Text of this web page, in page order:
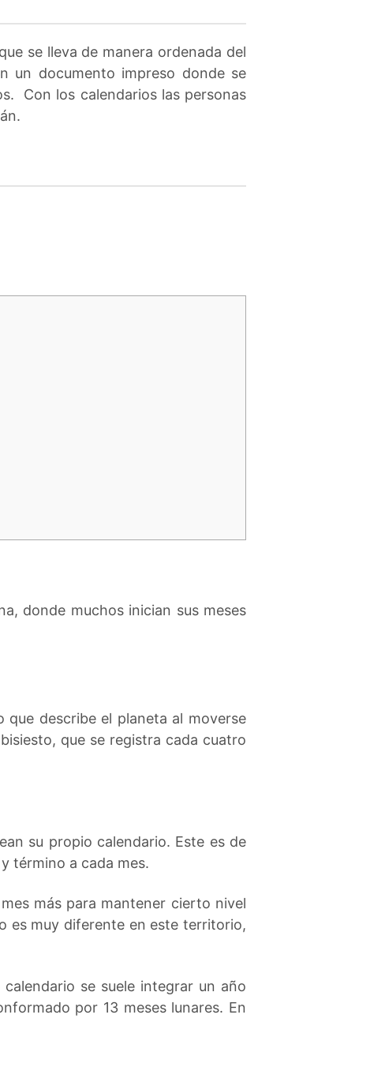
se lleva de manera ordenada del
un documento impreso donde se
Con los calendarios las personas
donde muchos inician sus meses
describe el planeta al moverse
que se registra cada cuatro
su propio calendario. Este es de
término a cada mes.
más para mantener cierto nivel
es muy diferente en este territorio,
se suele integrar un año
por 13 meses lunares. En